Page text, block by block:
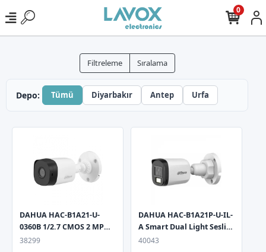
0
Filtreleme Sıralama
Depo: Tümü Diyarbakır Antep Urfa
DAHUA HAC-B1A21-U-
0360B 1/2.7 CMOS 2 MP
(1080P) 3,6mm Ir Led
38299
DAHUA HAC-B1A21P-U-IL-
A Smart Dual Light Sesli
2MP 3.6mm Bullet HD-CVI
40043